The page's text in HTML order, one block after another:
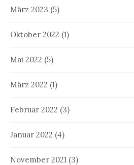
März 2023 (5)
Oktober 2022 (1)
Mai 2022 (5)
März 2022 (1)
Februar 2022 (3)
Januar 2022 (4)
November 2021 (3)